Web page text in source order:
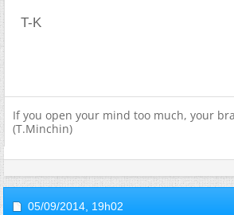
T-K
If you open your mind too much, your
(T.Minchin)
05/09/2014, 19h02